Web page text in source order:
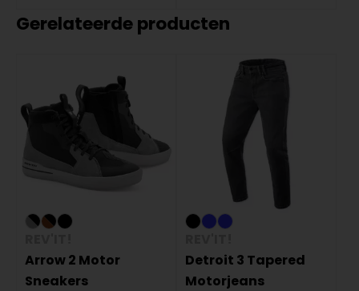
Gerelateerde producten
Arrow 2 Motor
Sneakers
Detroit 3 Tapered
Motorjeans